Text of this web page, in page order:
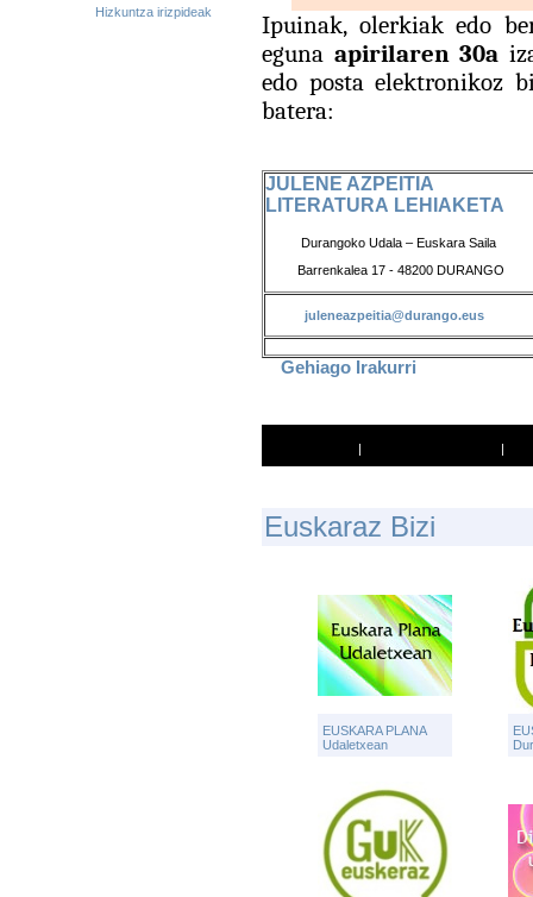
Hizkuntza irizpideak
Ipuinak, olerkiak edo
eguna apirilaren 30a
edo posta elektronikoz
batera:
JULENE AZPEITIA
LITERATURA LEHIAKETA
Durangoko Udala – Euskara Saila
Barrenkalea 17 - 48200 DURANGO
juleneazpeitia@durango.eus
Gehiago Irakurri
| |
EUskaraz Bizi
EUSKARA PLANA
Udaletxean